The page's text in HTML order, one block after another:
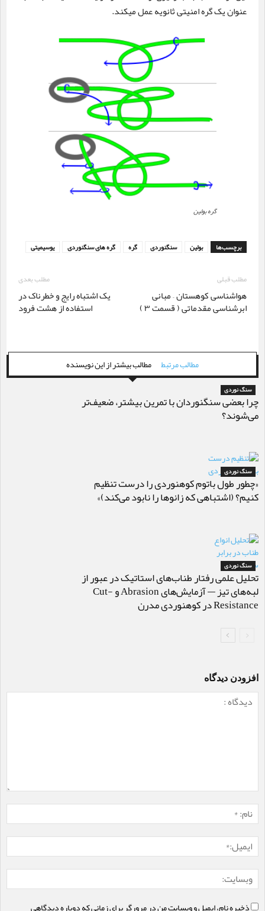
عنوان یک گره امنیتی ثانویه عمل میکند.
گره بولین
برچسب‌ها بولین سنگنوردی گره گره های سنگنوردی یوسیمیتی
مطلب قبلی
هواشناسی کوهستان – مبانی
ابرشناسی مقدماتی ( قسمت ۳ )
مطلب بعدی
یک اشتباه رایج و خطرناک در
استفاده از هشت فرود
مطالب مرتبط مطالب بیشتر از این نویسنده
سنگ نوردی
چرا بعضی سنگنوردان با تمرین بیشتر، ضعیف‌تر
می‌شوند؟
سنگ نوردی
«چطور طول باتوم کوهنوردی را درست تنظیم
کنیم؟ (اشتباهی که زانوها را نابود می‌کند)»
سنگ نوردی
تحلیل علمی رفتار طناب‌های استاتیک در عبور از
لبه‌های تیز — آزمایش‌های Abrasion و Cut-
Resistance در کوهنوردی مدرن
افزودن دیدگاه
ذخیره نام، ایمیل و وبسایت من در مرورگر برای زمانی که دوباره دیدگاهی